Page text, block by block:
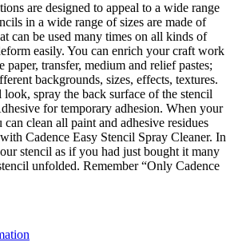
are designed to appeal to a wide range
in a wide range of sizes are made of
can be used many times on all kinds of
easily. You can enrich your craft work
transfer, medium and relief pastes;
backgrounds, sizes, effects, textures.
spray the back surface of the stencil
for temporary adhesion. When your
clean all paint and adhesive residues
Cadence Easy Stencil Spray Cleaner. In
stencil as if you had just bought it many
unfolded. Remember “Only Cadence